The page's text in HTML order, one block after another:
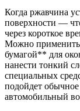
Когда ржавчина
поверхности —
через короткое
Можно
бумагой** для
нанести тонкий
специальных
подойдет
автомобильный